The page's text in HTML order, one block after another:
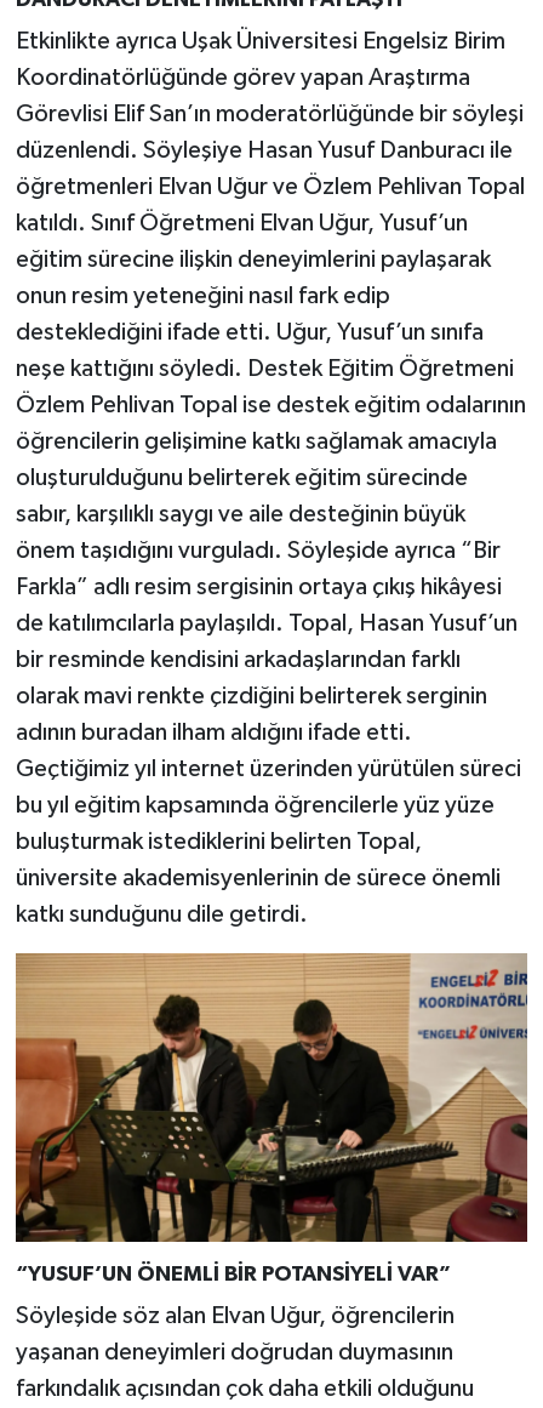
Etkinlikte ayrıca Uşak Üniversitesi Engelsiz Birim
Koordinatörlüğünde görev yapan Araştırma
Görevlisi Elif San’ın moderatörlüğünde bir söyleşi
düzenlendi. Söyleşiye Hasan Yusuf Danburacı ile
öğretmenleri Elvan Uğur ve Özlem Pehlivan Topal
katıldı. Sınıf Öğretmeni Elvan Uğur, Yusuf’un
eğitim sürecine ilişkin deneyimlerini paylaşarak
onun resim yeteneğini nasıl fark edip
desteklediğini ifade etti. Uğur, Yusuf’un sınıfa
neşe kattığını söyledi. Destek Eğitim Öğretmeni
Özlem Pehlivan Topal ise destek eğitim odalarının
öğrencilerin gelişimine katkı sağlamak amacıyla
oluşturulduğunu belirterek eğitim sürecinde
sabır, karşılıklı saygı ve aile desteğinin büyük
önem taşıdığını vurguladı. Söyleşide ayrıca “Bir
Farkla” adlı resim sergisinin ortaya çıkış hikâyesi
de katılımcılarla paylaşıldı. Topal, Hasan Yusuf’un
bir resminde kendisini arkadaşlarından farklı
olarak mavi renkte çizdiğini belirterek serginin
adının buradan ilham aldığını ifade etti.
Geçtiğimiz yıl internet üzerinden yürütülen süreci
bu yıl eğitim kapsamında öğrencilerle yüz yüze
buluşturmak istediklerini belirten Topal,
üniversite akademisyenlerinin de sürece önemli
katkı sunduğunu dile getirdi.
“YUSUF’UN ÖNEMLİ BİR POTANSİYELİ VAR”
Söyleşide söz alan Elvan Uğur, öğrencilerin
yaşanan deneyimleri doğrudan duymasının
farkındalık açısından çok daha etkili olduğunu